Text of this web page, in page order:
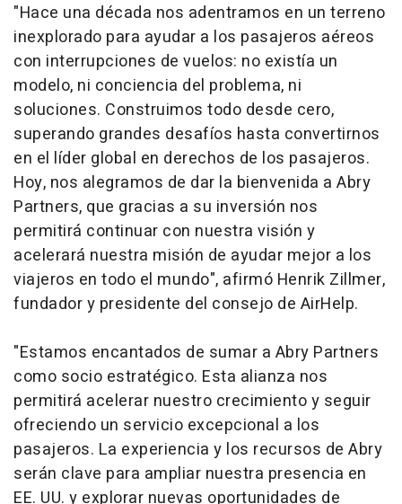
"Hace una década nos adentramos en un terreno
inexplorado para ayudar a los pasajeros aéreos
con interrupciones de vuelos: no existía un
modelo, ni conciencia del problema, ni
soluciones. Construimos todo desde cero,
superando grandes desafíos hasta convertirnos
en el líder global en derechos de los pasajeros.
Hoy, nos alegramos de dar la bienvenida a Abry
Partners, que gracias a su inversión nos
permitirá continuar con nuestra visión y
acelerará nuestra misión de ayudar mejor a los
viajeros en todo el mundo", afirmó Henrik Zillmer,
fundador y presidente del consejo de AirHelp.
"Estamos encantados de sumar a Abry Partners
como socio estratégico. Esta alianza nos
permitirá acelerar nuestro crecimiento y seguir
ofreciendo un servicio excepcional a los
pasajeros. La experiencia y los recursos de Abry
serán clave para ampliar nuestra presencia en
EE. UU. y explorar nuevas oportunidades de